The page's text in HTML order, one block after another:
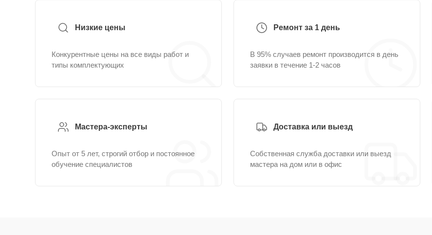
Низкие цены
Конкурентные цены на все виды работ и
типы комплектующих
Ремонт за 1 день
В 95% случаев ремонт производится в день
заявки в течение 1-2 часов
Мастера-эксперты
Опыт от 5 лет, строгий отбор и постоянное
обучение специалистов
Доставка или выезд
Собственная служба доставки или выезд
мастера на дом или в офис